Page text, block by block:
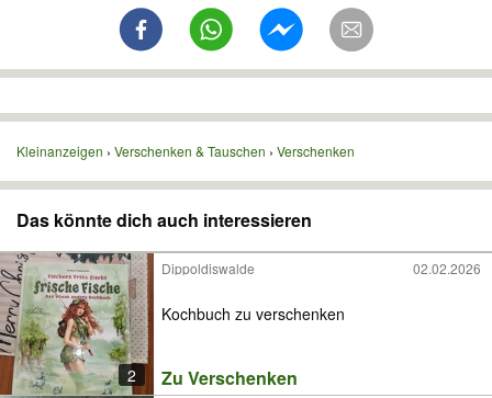
Kleinanzeigen Verschenken & Tauschen Verschenken
Das könnte dich auch interessieren
2
Dippoldiswalde 02.02.2026
Kochbuch zu verschenken
Zu Verschenken